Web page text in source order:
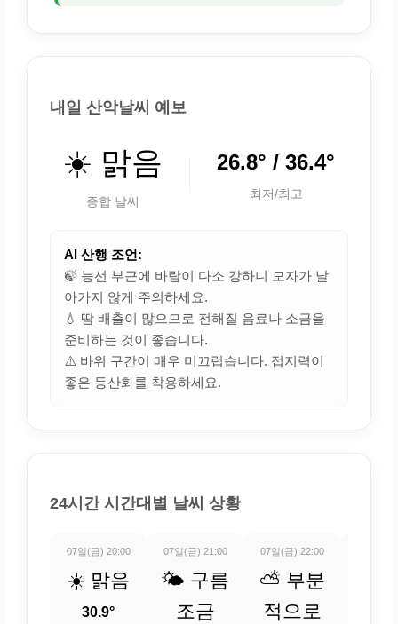
내일 산악날씨 예보
☀️ 맑음
종합 날씨
26.8° / 36.4°
최저/최고
AI 산행 조언:
🍃 능선 부근에 바람이 다소 강하니 모자가 날
아가지 않게 주의하세요.
💧 땀 배출이 많으므로 전해질 음료나 소금을
준비하는 것이 좋습니다.
⚠️ 바위 구간이 매우 미끄럽습니다. 접지력이
좋은 등산화를 착용하세요.
24시간 시간대별 날씨 상황
07일(금) 20:00
☀️ 맑음
30.9°
07일(금) 21:00
🌤️ 구름
조금
07일(금) 22:00
⛅ 부분
적으로